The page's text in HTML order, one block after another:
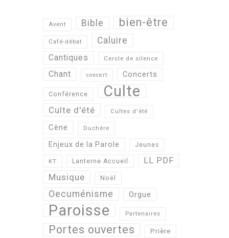
Avent Bible bien-être
Café-débat Caluire
Cantiques Cercle de silence
Chant concert Concerts
Conférence Culte
Culte d'été Cultes d'été
Cène Duchère
Enjeux de la Parole Jeunes
KT Lanterne Accueil LL PDF
Musique Noël
Oecuménisme Orgue
Paroisse Partenaires
Portes ouvertes Prière